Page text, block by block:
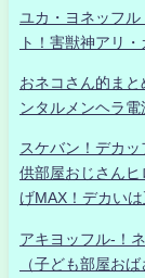
ユカ・ヨネッフ
ト！害獣神アリ
おネコさん的ま
ンタルメンヘラ
スケバン！デカ
供部屋おじさん
げMAX！デカい
アキヨッフル-！
（子ども部屋お